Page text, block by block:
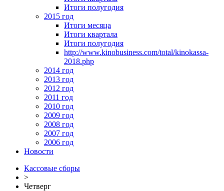
Итоги полугодия
2015 год
Итоги месяца
Итоги квартала
Итоги полугодия
http://www.kinobusiness.com/total/kinokassa-
2018.php
2014 год
2013 год
2012 год
2011 год
2010 год
2009 год
2008 год
2007 год
2006 год
Новости
Кассовые сборы
>
Четверг